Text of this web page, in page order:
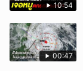
10:54
00:47